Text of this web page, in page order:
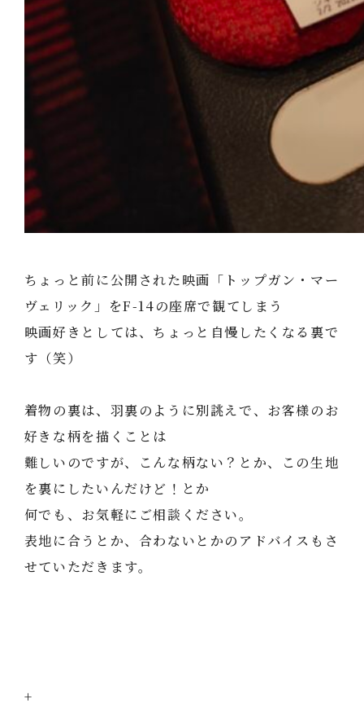
ちょっと前に公開された映画「トップガン・マー
ヴェリック」をF-14の座席で観てしまう
映画好きとしては、ちょっと自慢したくなる裏で
す（笑）
着物の裏は、羽裏のように別誂えで、お客様のお
好きな柄を描くことは
難しいのですが、こんな柄ない？とか、この生地
を裏にしたいんだけど！とか
何でも、お気軽にご相談ください。
表地に合うとか、合わないとかのアドバイスもさ
せていただきます。
+